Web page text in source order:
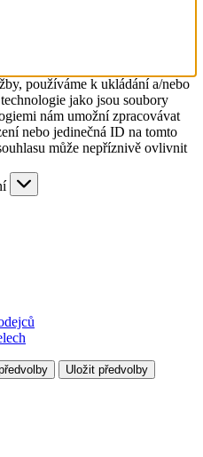
používáme k ukládání a/nebo
jako jsou soubory
nám umožní zpracovávat
nebo jedinečná ID na tomto
může nepříznivě ovlivnit
Uložit předvolby